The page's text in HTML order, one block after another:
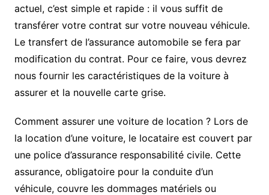
actuel, c’est simple et rapide : il vous suffit de
transférer votre contrat sur votre nouveau véhicule.
Le transfert de l’assurance automobile se fera par
modification du contrat. Pour ce faire, vous devrez
nous fournir les caractéristiques de la voiture à
assurer et la nouvelle carte grise.
Comment assurer une voiture de location ? Lors de
la location d’une voiture, le locataire est couvert par
une police d’assurance responsabilité civile. Cette
assurance, obligatoire pour la conduite d’un
véhicule, couvre les dommages matériels ou